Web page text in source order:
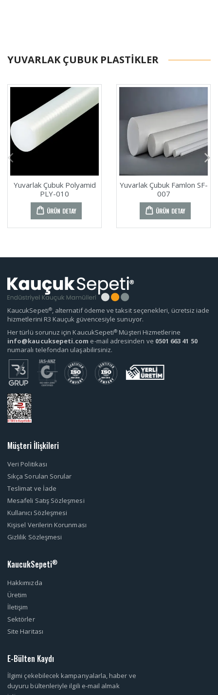
YUVARLAK ÇUBUK PLASTIKLER
Yuvarlak Çubuk Polyamid
PLY-010
ÜRÜN DETAY
Yuvarlak Çubuk Famlon SF-
007
ÜRÜN DETAY
KaucukSepeti®, alternatif ödeme ve taksit seçenekleri, ücretsiz iade
hizmetlerini R3 Kauçuk güvencesiyle sunuyor.
Her türlü sorunuz için KaucukSepeti® Müşteri Hizmetlerine
info@kaucuksepeti.com e-mail adresinden ve 0501 663 41 50
numaralı telefondan ulaşabilirsiniz.
Müşteri İlişkileri
Veri Politikası
Sıkça Sorulan Sorular
Teslimat ve İade
Mesafeli Satış Sözleşmesi
Kullanıcı Sözleşmesi
Kişisel Verilerin Korunması
Gizlilik Sözleşmesi
KaucukSepeti®
Hakkımızda
Üretim
İletişim
Sektörler
Site Haritası
E-Bülten Kaydı
İlgimi çekebilecek kampanyalarla, haber ve
duyuru bültenleriyle ilgili e-mail almak